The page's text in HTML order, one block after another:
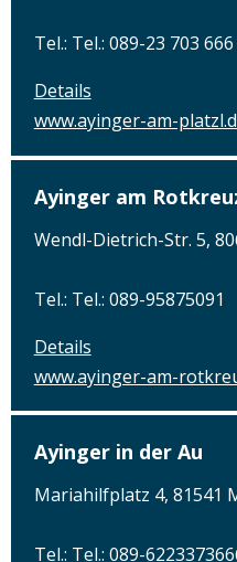
Tel.: Tel.: 089-23 703 666
Details
www.ayinger-am-
Ayinger am
Wendl-Dietrich-Str. 5,
Tel.: Tel.: 089-95875091
Details
www.ayinger-am-
Ayinger in der Au
Mariahilfplatz 4, 81541
Tel.: Tel.: 089-